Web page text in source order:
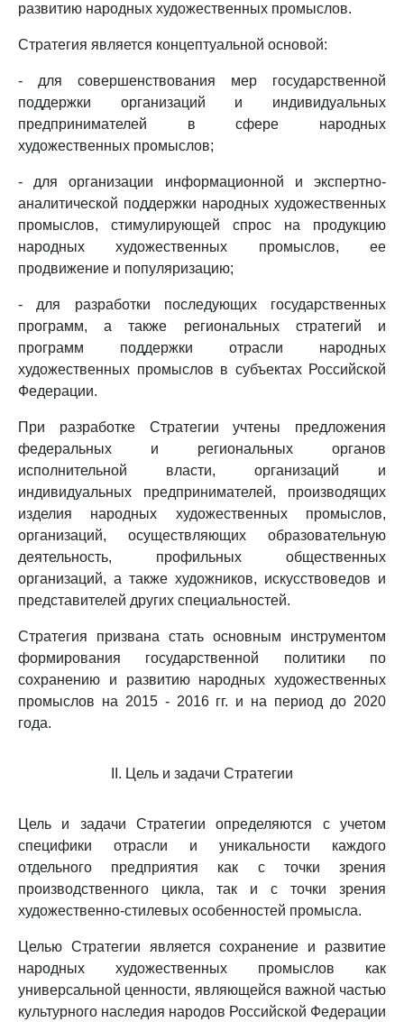
развитию народных художественных промыслов.
Стратегия является концептуальной основой:
- для совершенствования мер государственной
поддержки организаций и индивидуальных
предпринимателей в сфере народных
художественных промыслов;
- для организации информационной и экспертно-
аналитической поддержки народных художественных
промыслов, стимулирующей спрос на продукцию
народных художественных промыслов, ее
продвижение и популяризацию;
- для разработки последующих государственных
программ, а также региональных стратегий и
программ поддержки отрасли народных
художественных промыслов в субъектах Российской
Федерации.
При разработке Стратегии учтены предложения
федеральных и региональных органов
исполнительной власти, организаций и
индивидуальных предпринимателей, производящих
изделия народных художественных промыслов,
организаций, осуществляющих образовательную
деятельность, профильных общественных
организаций, а также художников, искусствоведов и
представителей других специальностей.
Стратегия призвана стать основным инструментом
формирования государственной политики по
сохранению и развитию народных художественных
промыслов на 2015 - 2016 гг. и на период до 2020
года.
II. Цель и задачи Стратегии
Цель и задачи Стратегии определяются с учетом
специфики отрасли и уникальности каждого
отдельного предприятия как с точки зрения
производственного цикла, так и с точки зрения
художественно-стилевых особенностей промысла.
Целью Стратегии является сохранение и развитие
народных художественных промыслов как
универсальной ценности, являющейся важной частью
культурного наследия народов Российской Федерации